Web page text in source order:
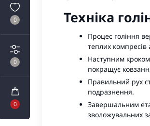
0
0
0
Техніка
Процес гоління
теплих
Наступним
покращує
Правильний рух
подразнення.
Завершальним
зволожувальних